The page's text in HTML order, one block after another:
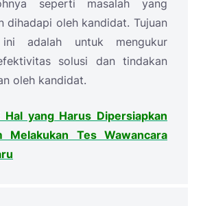
seperti masalah yang
dihadapi oleh kandidat. Tujuan
ini adalah untuk mengukur
solusi dan tindakan
oleh kandidat.
Hal yang Harus Dipersiapkan
Melakukan Tes Wawancara